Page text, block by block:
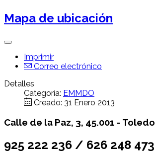
Mapa de ubicación
Imprimir
Correo electrónico
Detalles
Categoría: EMMDO
Creado: 31 Enero 2013
Calle de la Paz, 3, 45.001 - Toledo
925 222 236 / 626 248 473